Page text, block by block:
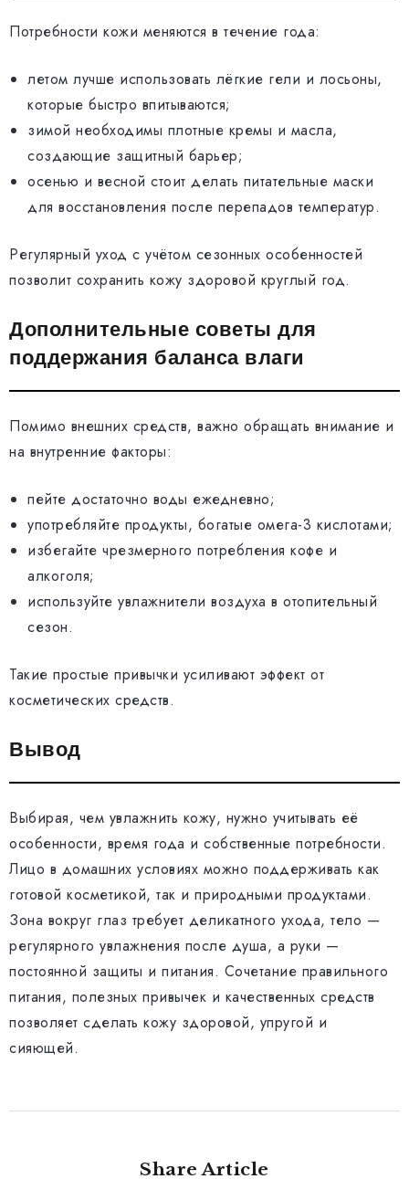
Потребности кожи меняются в течение года:
летом лучше использовать лёгкие гели и лосьоны,
которые быстро впитываются;
зимой необходимы плотные кремы и масла,
создающие защитный барьер;
осенью и весной стоит делать питательные маски
для восстановления после перепадов температур.
Регулярный уход с учётом сезонных особенностей
позволит сохранить кожу здоровой круглый год.
Дополнительные советы для
поддержания баланса влаги
Помимо внешних средств, важно обращать внимание и
на внутренние факторы:
пейте достаточно воды ежедневно;
употребляйте продукты, богатые омега-3 кислотами;
избегайте чрезмерного потребления кофе и
алкоголя;
используйте увлажнители воздуха в отопительный
сезон.
Такие простые привычки усиливают эффект от
косметических средств.
Вывод
Выбирая, чем увлажнить кожу, нужно учитывать её
особенности, время года и собственные потребности.
Лицо в домашних условиях можно поддерживать как
готовой косметикой, так и природными продуктами.
Зона вокруг глаз требует деликатного ухода, тело —
регулярного увлажнения после душа, а руки —
постоянной защиты и питания. Сочетание правильного
питания, полезных привычек и качественных средств
позволяет сделать кожу здоровой, упругой и
сияющей.
Share Article